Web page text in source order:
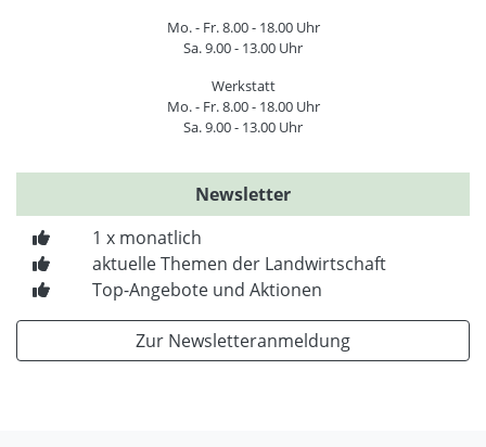
Mo. - Fr. 8.00 - 18.00 Uhr
Sa. 9.00 - 13.00 Uhr
Werkstatt
Mo. - Fr. 8.00 - 18.00 Uhr
Sa. 9.00 - 13.00 Uhr
Newsletter
1 x monatlich
aktuelle Themen der Landwirtschaft
Top-Angebote und Aktionen
Zur Newsletteranmeldung